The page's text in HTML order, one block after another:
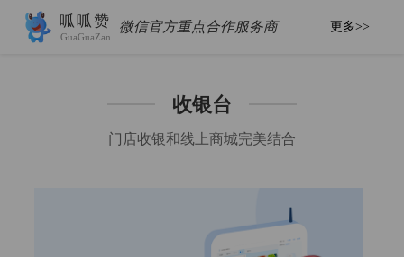
呱呱赞
GuaGuaZan
微信官方重点合作服务商 更多>>
收银台
门店收银和线上商城完美结合